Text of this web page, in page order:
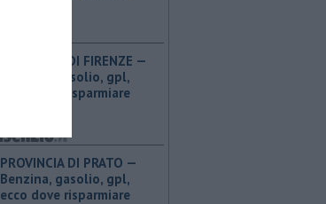
PROVINCIA DI FIRENZE — ​
Benzina, gasolio, gpl,
ecco dove risparmiare
PROVINCIA DI PRATO — ​
Benzina, gasolio, gpl,
ecco dove risparmiare